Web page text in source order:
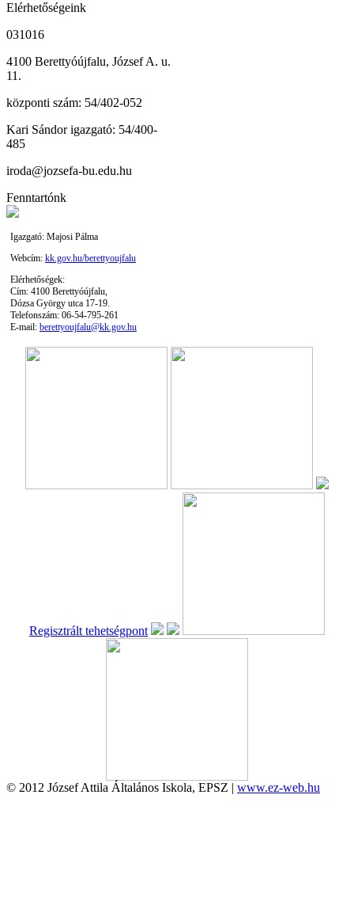
Elérhetőségeink
031016
4100 Berettyóújfalu, József A. u.
11.
központi szám: 54/402-052
Kari Sándor igazgató: 54/400-
485
iroda@jozsefa-bu.edu.hu
Fenntartónk
Igazgató: Majosi Pálma
Webcím: kk.gov.hu/berettyoujfalu
Elérhetőségek:
Cím: 4100 Berettyóújfalu,
Dózsa György utca 17-19.
Telefonszám: 06-54-795-261
E-mail: berettyoujfalu@kk.gov.hu
Regisztrált tehetségpont
© 2012 József Attila Általános Iskola, EPSZ | www.ez-web.hu